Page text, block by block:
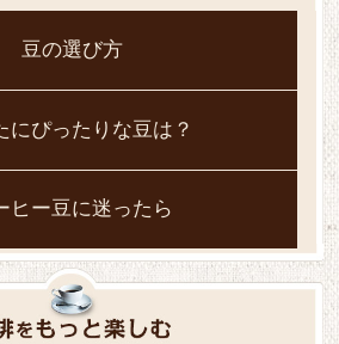
豆の選び方
にぴったりな豆は？
ヒー豆に迷ったら